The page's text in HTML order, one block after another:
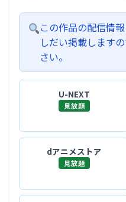
この作品の配信情
しだい掲載します
さい。
U-NEXT
見放題
dアニメストア
見放題